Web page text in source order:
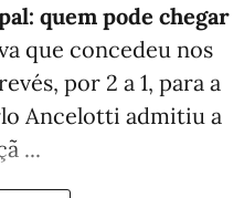
quem pode chegar
que concedeu nos
por 2 a 1, para a
Ancelotti admitiu a
...